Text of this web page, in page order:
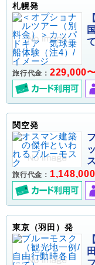
札幌発
旅行代金： 229,000
関空発
旅行代金：
東京（羽田）発